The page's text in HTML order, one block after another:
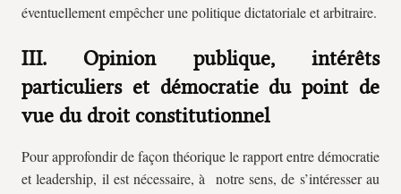
éventuellement empêcher une politique dictatoriale et arbitraire.
III. Opinion publique, intérêts
particuliers et démocratie du point de
vue du droit constitutionnel
Pour approfondir de façon théorique le rapport entre démocratie
et leadership, il est nécessaire, à notre sens, de s’intéresser au